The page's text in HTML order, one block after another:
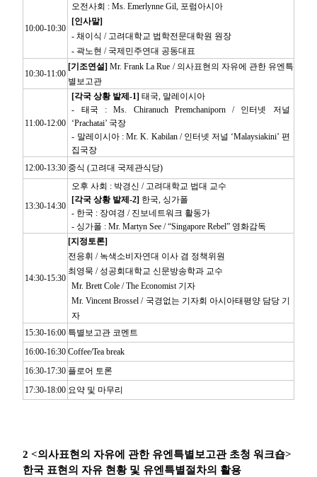
10:00-10:30
오전사회 : Ms. Emerlynne Gil, 포럼아시아
[인사말]
- 채이식 / 고려대학교 법학전문대학원 원장
- 곽노현 / 국제민주연대 공동대표
10:30-11:00
[기조연설]Mr. Frank La Rue / 의사표현의 자유에 관한 유엔특
별보고관
11:00-12:00
[각국 상황 발제-1]태국, 말레이시아
- 태국 : Ms. Chiranuch Premchaniporn / 인터넷 저널
‘Prachatai’ 국장
- 말레이시아 : Mr. K. Kabilan / 인터넷 저널 ‘Malaysiakini’ 편
집국장
12:00-13:30 중식 (고려대 국제관식당)
13:30-14:30
오후 사회 : 박경신 / 고려대학교 법대 교수
[각국 상황 발제-2] 한국, 싱가폴
- 한국 : 장여경 / 진보네트워크 활동가
- 싱가폴 : Mr. Martyn See / “Singapore Rebel” 영화감독
14:30-15:30
[지정토론]
전응휘 / 녹색소비자연대 이사 겸 정책위원
최영묵 / 성공회대학교 신문방송학과 교수
Mr. Brett Cole / The Economist 기자
Mr. Vincent Brossel / 국경없는 기자회 아시아태평양 담당 기
자
15:30-16:00 특별보고관 코멘트
16:00-16:30 Coffee/Tea break
16:30-17:30 플로어 토론
17:30-18:00 요약 및 마무리
2 <의사표현의 자유에 관한 유엔특별보고관 초청 워크숍>
한국 표현의 자유 현황 및 유엔특별절차의 활용